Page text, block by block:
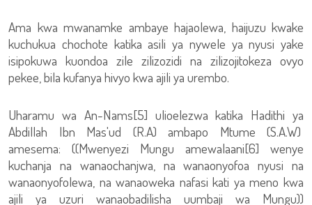
Ama kwa mwanamke ambaye hajaolewa, haijuzu kwake
kuchukua chochote katika asili ya nywele ya nyusi yake
isipokuwa kuondoa zile zilizozidi na zilizojitokeza ovyo
pekee, bila kufanya hivyo kwa ajili ya urembo.
Uharamu wa An-Nams[5] ulioelezwa katika Hadithi ya
Abdillah Ibn Mas'ud (R.A) ambapo Mtume (S.A.W)
amesema: ((Mwenyezi Mungu amewalaani[6] wenye
kuchanja na wanaochanjwa, na wanaonyofoa nyusi na
wanaonyofolewa, na wanaoweka nafasi kati ya meno kwa
ajili ya uzuri wanaobadilisha uumbaji wa Mungu))